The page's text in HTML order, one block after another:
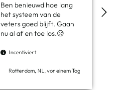
Ben benieuwd hoe lang
het systeem van de
veters goed blijft. Gaan
nu al af en toe los.😥
Incentiviert
Rotterdam, NL, vor einem Tag